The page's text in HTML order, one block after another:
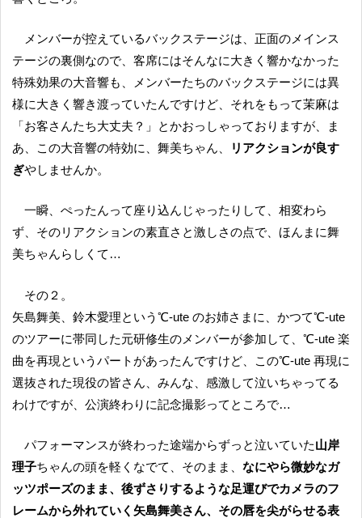
メンバーが控えているバックステージは、正面のメインス
テージの裏側なので、客席にはそんなに大きく響かなかった
特殊効果の大音響も、メンバーたちのバックステージには異
様に大きく響き渡っていたんですけど、それをもって茉麻は
「お客さんたち大丈夫？」とかおっしゃっておりますが、ま
あ、この大音響の特効に、舞美ちゃん、
リアクションが良す
ぎやしませんか。
一瞬、ぺったんって座り込んじゃったりして、相変わら
ず、そのリアクションの素直さと激しさの点で、ほんまに舞
美ちゃんらしくて…
その２。
矢島舞美、鈴木愛理という℃-ute のお姉さまに、かつて℃-ute
のツアーに帯同した元研修生のメンバーが参加して、℃-ute 楽
曲を再現というパートがあったんですけど、この℃-ute 再現に
選抜された現役の皆さん、みんな、感激して泣いちゃってる
わけですが、公演終わりに記念撮影ってところで…
パフォーマンスが終わった途端からずっと泣いていた山岸
理子ちゃんの頭を軽くなでて、そのまま、 なにやら微妙なガ
ッツポーズのまま、後ずさりするような足運びでカメラのフ
レームから外れていく矢島舞美さん、その唇を尖がらせる表